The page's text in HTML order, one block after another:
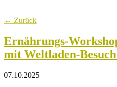
← Zurück
Ernährungs-
mit Weltladen-Besuch
07.10.2025